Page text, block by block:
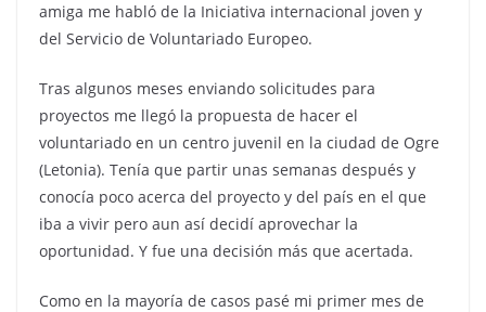
amiga me habló de la Iniciativa internacional joven y
del Servicio de Voluntariado Europeo.
Tras algunos meses enviando solicitudes para
proyectos me llegó la propuesta de hacer el
voluntariado en un centro juvenil en la ciudad de Ogre
(Letonia). Tenía que partir unas semanas después y
conocía poco acerca del proyecto y del país en el que
iba a vivir pero aun así decidí aprovechar la
oportunidad. Y fue una decisión más que acertada.
Como en la mayoría de casos pasé mi primer mes de